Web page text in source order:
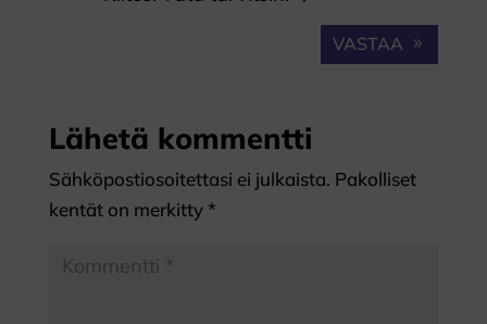
VASTAA
Lähetä kommentti
Sähköpostiosoitettasi ei julkaista. Pakolliset
kentät on merkitty *